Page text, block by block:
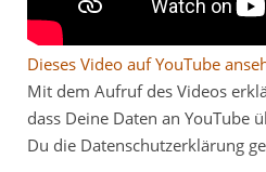
Dieses Video auf YouTube
Mit dem Aufruf des Videos
dass Deine Daten an YouTube
Du die Datenschutzerklärung